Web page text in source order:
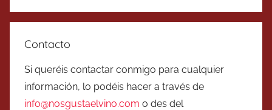
Contacto
Si queréis contactar conmigo para cualquier
información, lo podéis hacer a través de
info@nosgustaelvino.com o des del